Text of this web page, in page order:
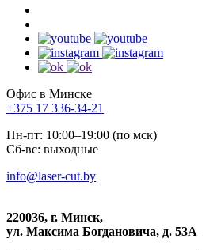
Офис в Минске
+375 17 336-34-21
Пн-пт: 10:00–19:00 (по мск)
Сб-вс: выходные
info@laser-cut.by
220036, г. Минск,
ул. Максима Богдановича, д. 53А